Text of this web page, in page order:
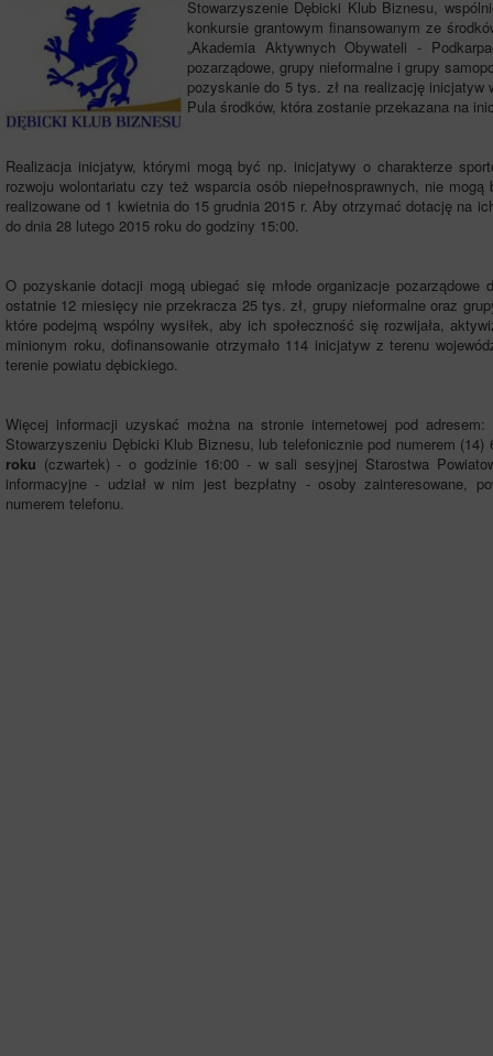
Stowarzyszenie Dębicki Klub Biznesu,
konkursie grantowym finansowanym ze
„Akademia Aktywnych Obywateli -
pozarządowe, grupy nieformalne i grupy
pozyskanie do 5 tys. zł na realizację
Pula środków, która zostanie przekazana na
Realizacja inicjatyw, którymi mogą być np. inicjatywy o charakterze
rozwoju wolontariatu czy też wsparcia osób niepełnosprawnych, nie
realizowane od 1 kwietnia do 15 grudnia 2015 r. Aby otrzymać dotację na
do dnia 28 lutego 2015 roku do godziny 15:00.
O pozyskanie dotacji mogą ubiegać się młode organizacje
ostatnie 12 miesięcy nie przekracza 25 tys. zł, grupy nieformalne oraz
które podejmą wspólny wysiłek, aby ich społeczność się rozwijała,
minionym roku, dofinansowanie otrzymało 114 inicjatyw z terenu
terenie powiatu dębickiego.
Więcej informacji uzyskać można na stronie internetowej pod adresem:
Stowarzyszeniu Dębicki Klub Biznesu, lub telefonicznie pod numerem
roku (czwartek) - o godzinie 16:00 - w sali sesyjnej Starostwa
informacyjne - udział w nim jest bezpłatny - osoby zainteresowane,
numerem telefonu.